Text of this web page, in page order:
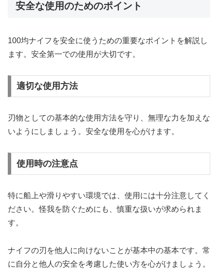
安全な使用のためのポイント
100均ナイフを安全に使うための重要なポイントを解説し
ます。安全第一での使用が大切です。
適切な使用方法
刃物としての基本的な使用方法を守り、無理な力を加えな
いようにしましょう。安全な使用を心がけます。
使用時の注意点
特に船上や滑りやすい環境では、使用には十分注意してく
ださい。怪我を防ぐためにも、慎重な扱いが求められま
す。
ナイフの刃を他人に向けないことが基本中の基本です。常
に自分と他人の安全を考慮した使い方を心がけましょう。